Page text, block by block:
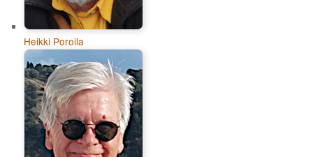
Heikki Poroila